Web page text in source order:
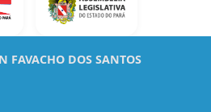
FAVACHO DOS SANTOS